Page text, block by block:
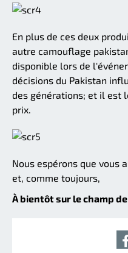
En plus de ces deux
autre camouflage
disponible lors de
décisions du Pakistan
des générations; et il est
prix.
Nous espérons que vous
et, comme toujours,
À bientôt sur le champ